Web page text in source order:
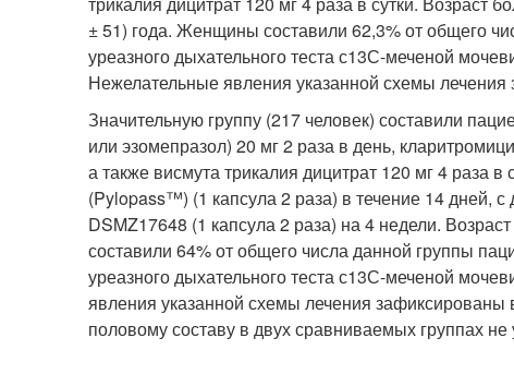
± 51) года. Женщины составили 62,3% от общего
уреазного дыхательного теста с13С-меченой
Нежелательные явления указанной схемы
Значительную группу (217 человек) составили
или эзомепразол) 20 мг 2 раза в день,
а также висмута трикалия дицитрат 120 мг 4 раза
(Pylopass™) (1 капсула 2 раза) в течение 14
DSMZ17648 (1 капсула 2 раза) на 4 недели.
составили 64% от общего числа данной группы
уреазного дыхательного теста с13С-меченой
явления указанной схемы лечения зафиксированы
половому составу в двух сравниваемых группах не